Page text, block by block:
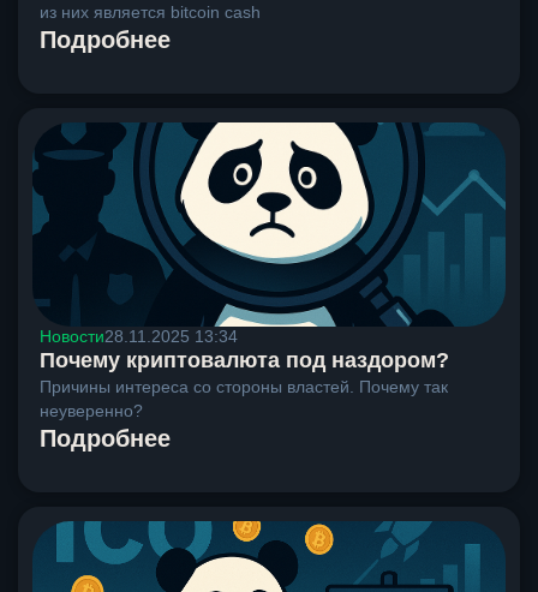
из них является bitcoin cash
Подробнее
Новости28.11.2025 13:34
Почему криптовалюта под наздором?
Причины интереса со стороны властей. Почему так
неуверенно?
Подробнее